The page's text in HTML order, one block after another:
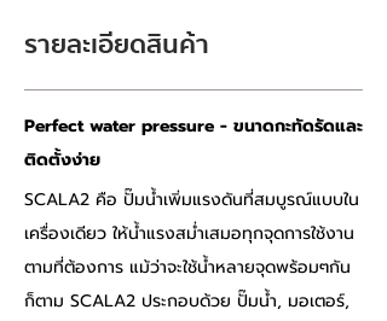
รายละเอียดสินค้า
Perfect water pressure - ขนาดกะทัดรัดและ
ติดตั้งง่าย
SCALA2 คือ ปั๊มน้ำเพิ่มแรงดันที่สมบูรณ์แบบใน
เครื่องเดียว ให้น้ำแรงสม่ำเสมอทุกจุดการใช้งาน
ตามที่ต้องการ แม้ว่าจะใช้น้ำหลายจุดพร้อมๆกัน
ก็ตาม SCALA2 ประกอบด้วย ปั๊มน้ำ, มอเตอร์,